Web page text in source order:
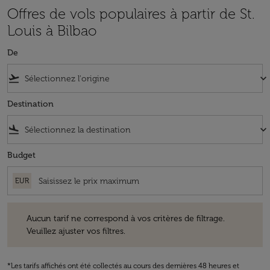
Offres de vols populaires à partir de St.
Louis à Bilbao
De
flight_takeoff keyboard_arrow_down
Destination
flight_land keyboard_arrow_down
Budget
EUR
Aucun tarif ne correspond à vos critères de filtrage.
Veuillez ajuster vos filtres.
*Les tarifs affichés ont été collectés au cours des dernières 48 heures et